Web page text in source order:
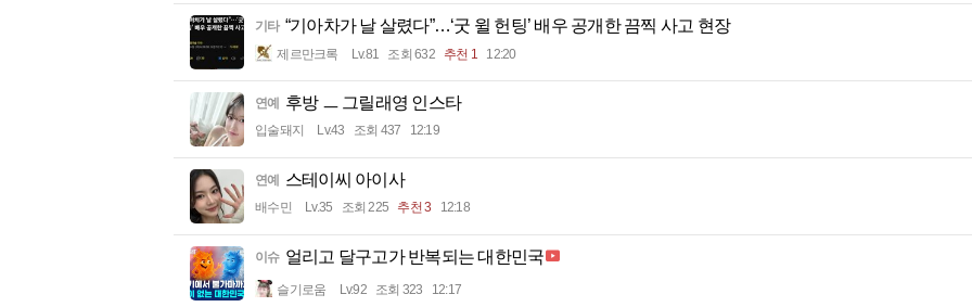
기타 “기아차가 날 살렸다”…‘굿 윌 헌팅’ 배우 공개한 끔찍 사고 현장
제르만크록 Lv.81 조회 632 추천 1 12:20
연예 후방 ㅡ 그릴래영 인스타
입술돼지 Lv.43 조회 437 12:19
연예 스테이씨 아이사
배수민 Lv.35 조회 225 추천 3 12:18
이슈 얼리고 달구고가 반복되는 대한민국
슬기로움 Lv.92 조회 323 12:17